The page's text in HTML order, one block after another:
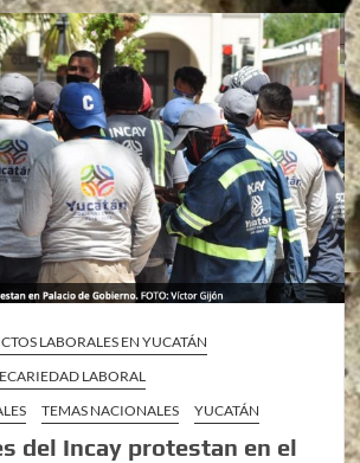
LABORALES EN YUCATÁN
LABORAL
TEMAS NACIONALES YUCATÁN
del Incay protestan en el